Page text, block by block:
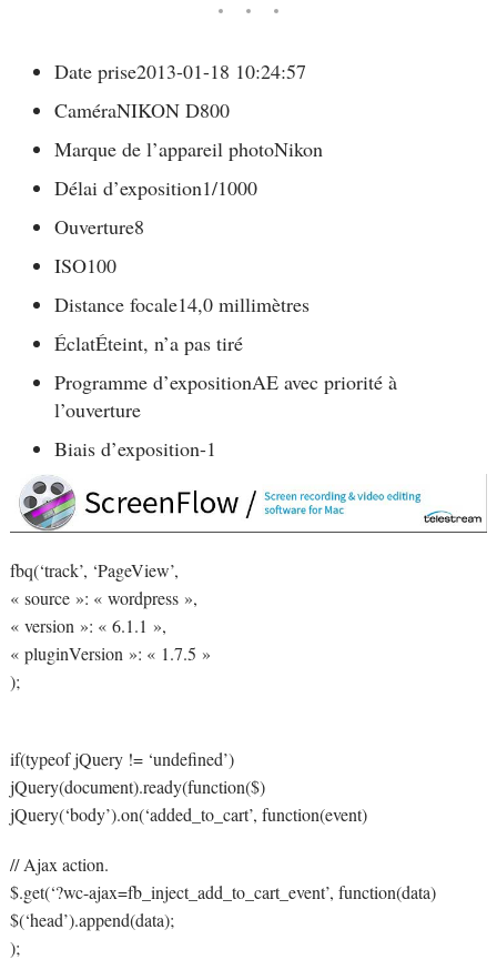
Date prise2013-01-18 10:24:57
CaméraNIKON D800
Marque de l’appareil photoNikon
Délai d’exposition1/1000
Ouverture8
ISO100
Distance focale14,0 millimètres
ÉclatÉteint, n’a pas tiré
Programme d’expositionAE avec priorité à
l’ouverture
Biais d’exposition-1
fbq(‘track’, ‘PageView’,
« source »: « wordpress »,
« version »: « 6.1.1 »,
« pluginVersion »: « 1.7.5 »
);
if(typeof jQuery != ‘undefined’)
jQuery(document).ready(function($)
jQuery(‘body’).on(‘added_to_cart’, function(event)
// Ajax action.
$.get(‘?wc-ajax=fb_inject_add_to_cart_event’, function(data)
$(‘head’).append(data);
);